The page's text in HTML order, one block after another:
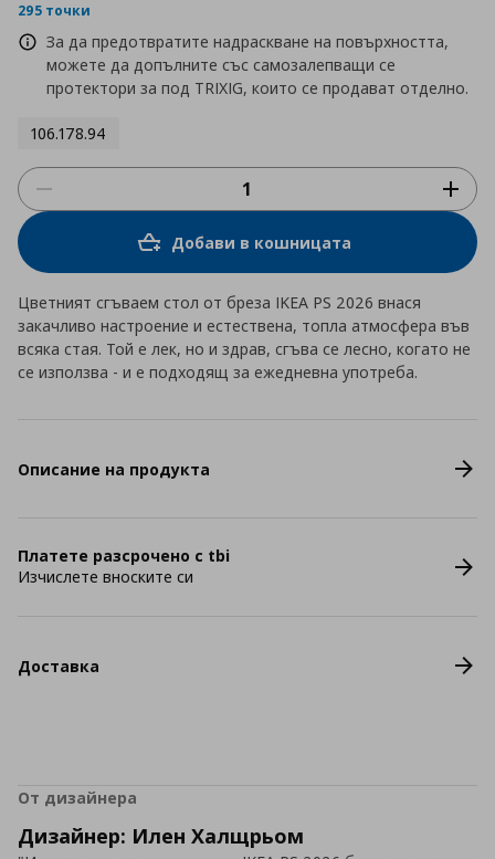
295 точки
За да предотвратите надраскване на повърхността,
можете да допълните със самозалепващи се
протектори за под TRIXIG, които се продават отделно.
106.178.94
Добави в кошницата
Цветният сгъваем стол от бреза IKEA PS 2026 внася
закачливо настроение и естествена, топла атмосфера във
всяка стая. Той е лек, но и здрав, сгъва се лесно, когато не
се използва - и е подходящ за ежедневна употреба.
Описание на продукта
Платете разсрочено с tbi
Изчислете вноските си
Доставка
От дизайнера
Дизайнер: Илен Халщрьом